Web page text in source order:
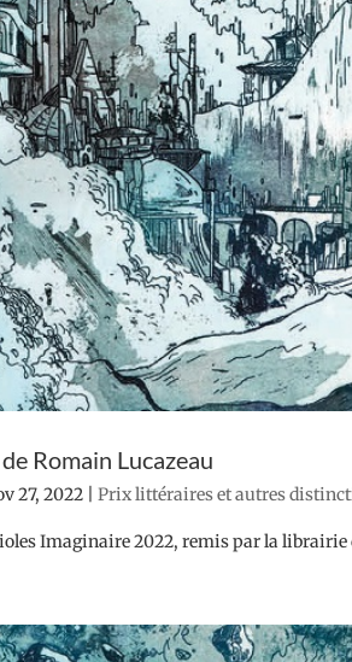
Romain Lucazeau
27, 2022 |Prix littéraires et autres
Imaginaire 2022, remis par la librairie